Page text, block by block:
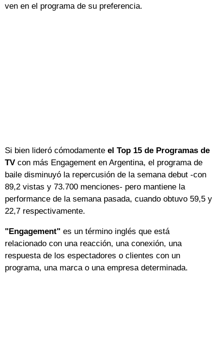
ven en el programa de su preferencia.
Si bien lideró cómodamente el Top 15 de Programas de
TV con más Engagement en Argentina, el programa de
baile disminuyó la repercusión de la semana debut -con
89,2 vistas y 73.700 menciones- pero mantiene la
performance de la semana pasada, cuando obtuvo 59,5 y
22,7 respectivamente.
"Engagement" es un término inglés que está
relacionado con una reacción, una conexión, una
respuesta de los espectadores o clientes con un
programa, una marca o una empresa determinada.